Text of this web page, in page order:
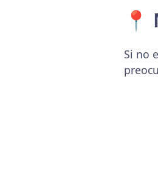
📍
Si no